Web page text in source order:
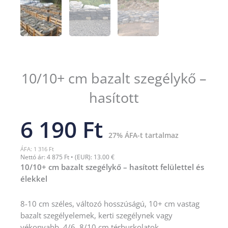
10/10+ cm bazalt szegélykő –
hasított
6 190 Ft 27% ÁFA-t tartalmaz
ÁFA: 1 316 Ft
Nettó ár: 4 875 Ft • (EUR): 13.00 €
10/10+ cm bazalt szegélykő – hasított felülettel és
élekkel
8-10 cm széles, változó hosszúságú, 10+ cm vastag
bazalt szegélyelemek, kerti szegélynek vagy